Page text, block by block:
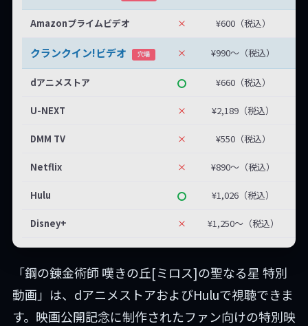
Amazonプライムビデオ × ¥600（税込）
クランクイン!ビデオ 穴場 × ¥990〜（税込）
dアニメストア ¥660（税込）
U-NEXT × ¥2,189（税込）
DMM TV × ¥550（税込）
Netflix × ¥890〜（税込）
Hulu ¥1,026（税込）
Disney+ × ¥1,250〜（税込）
「鋼の錬金術師 嘆きの丘[ミロス]の聖なる星 特別
動画」は、dアニメストアおよびHuluで視聴できま
す。映画公開記念に制作されたファン向けの特別映